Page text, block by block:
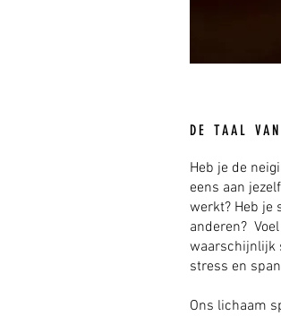
DE TAAL
Heb je de
eens aan
werkt? Heb je
anderen?
waarschijnlijk
stress en
Ons lichaam